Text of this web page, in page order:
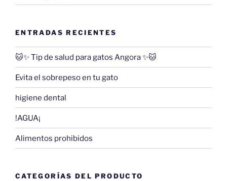
ENTRADAS RECIENTES
🐱✨ Tip de salud para gatos Angora ✨🐱
Evita el sobrepeso en tu gato
higiene dental
!AGUA¡
Alimentos prohibidos
CATEGORÍAS DEL PRODUCTO